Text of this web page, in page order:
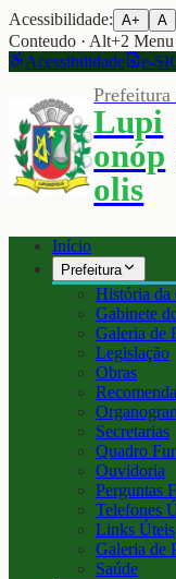
Acessibilidade: A+ A
Conteudo · Alt+2
Acessibilidade
e-
Prefeitura
Lupi
onóp
olis
Início
Prefeitura
História da
Gabinete
Galeria de
Legislação
Obras
Secretarias
Quadro
Ouvidoria
Perguntas
Telefones
Links Úteis
Galeria de
Saúde